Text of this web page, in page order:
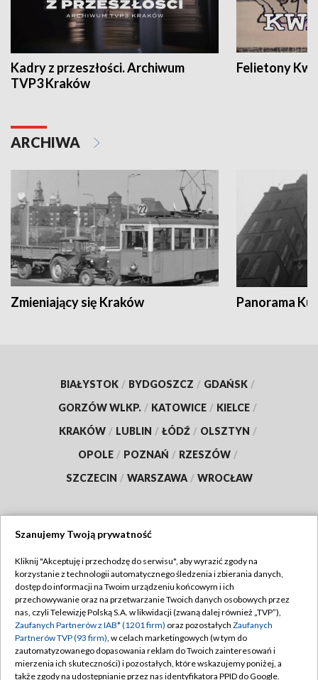
Kadry z przeszłości. Archiwum
TVP3 Kraków
Felietony
ARCHIWA
Zmieniający się Kraków Panorama
BIAŁYSTOK / BYDGOSZCZ / GDAŃSK /
GORZÓW WLKP. / KATOWICE / KIELCE /
KRAKÓW / LUBLIN / ŁÓDŹ / OLSZTYN /
OPOLE / POZNAŃ / RZESZÓW /
SZCZECIN / WARSZAWA / WROCŁAW
TVP
Abonament TVP
Emisja w TVP
Centrum informacji TVP
Naziemna Telewizja Cyfrowa
Regulamin TVP
Polityka prywatności
Moje zgody
Pomoc
Szanujemy Twoją prywatność
Kliknij "Akceptuję i przechodzę do serwisu", aby wyrazić zgody na
korzystanie z technologii automatycznego śledzenia i zbierania danych,
dostęp do informacji na Twoim urządzeniu końcowym i ich
przechowywanie oraz na przetwarzanie Twoich danych osobowych przez
nas, czyli Telewizję Polską S.A. w likwidacji (zwaną dalej również „TVP”),
Zaufanych Partnerów z IAB* (1201 firm) oraz pozostałych Zaufanych
Partnerów TVP (93 firm), w celach marketingowych (w tym do
zautomatyzowanego dopasowania reklam do Twoich zainteresowań i
mierzenia ich skuteczności) i pozostałych, które wskazujemy poniżej, a
także zgody na udostępnianie przez nas identyfikatora PPID do Google.